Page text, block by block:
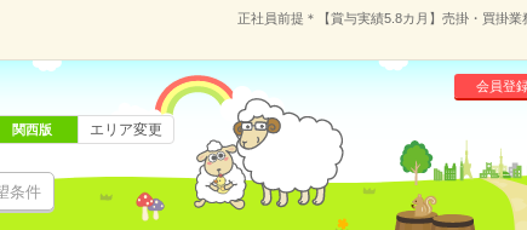
正社員前提＊【賞与実績5.8カ月】売掛・買掛
条件
会員登
関西版 エリア変更